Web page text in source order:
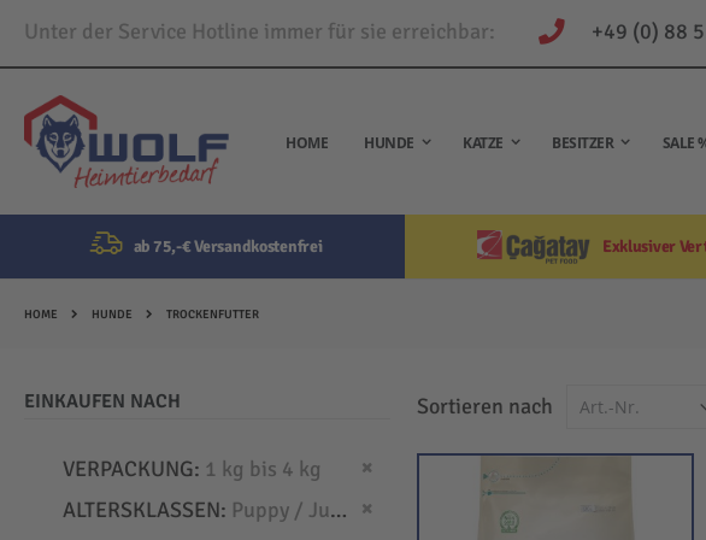
Unter der Service Hotline immer für sie erreichbar: +49 (0) 88
Direkt
zum
Inhalt
HOME HUNDE KATZE BESITZER SALE
ab 75,-€ Versandkostenfrei Exklusiver
HOME HUNDE TROCKENFUTTER
Sortieren nach
EINKAUFEN NACH
VERPACKUNG 1 kg bis 4 kg
ALTERSKLASSEN Puppy / Junior
Dies entfernen